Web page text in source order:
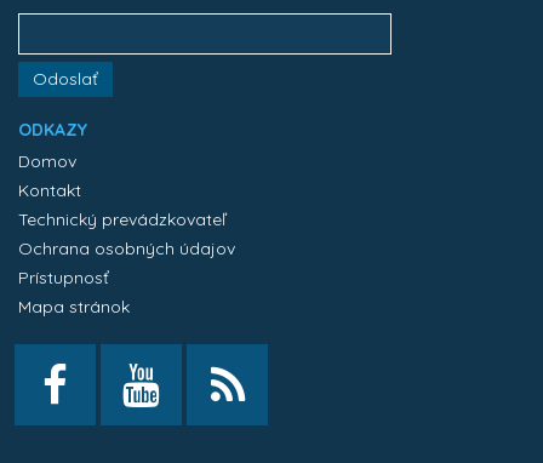
Odoslať
ODKAZY
Domov
Kontakt
Technický prevádzkovateľ
Ochrana osobných údajov
Prístupnosť
Mapa stránok